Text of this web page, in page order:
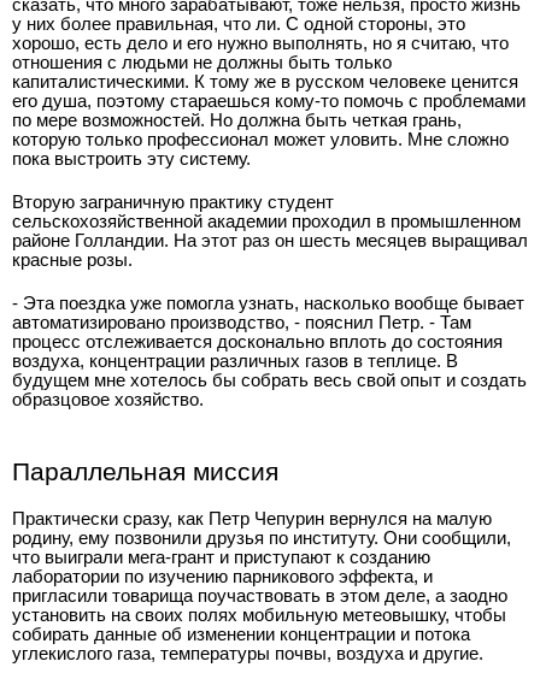
сказать, что много зарабатывают, тоже нельзя, просто жизнь
у них более правильная, что ли. С одной стороны, это
хорошо, есть дело и его нужно выполнять, но я считаю, что
отношения с людьми не должны быть только
капиталистическими. К тому же в русском человеке ценится
его душа, поэтому стараешься кому-то помочь с проблемами
по мере возможностей. Но должна быть четкая грань,
которую только профессионал может уловить. Мне сложно
пока выстроить эту систему.
Вторую заграничную практику студент
сельскохозяйственной академии проходил в промышленном
районе Голландии. На этот раз он шесть месяцев выращивал
красные розы.
- Эта поездка уже помогла узнать, насколько вообще бывает
автоматизировано производство, - пояснил Петр. - Там
процесс отслеживается досконально вплоть до состояния
воздуха, концентрации различных газов в теплице. В
будущем мне хотелось бы собрать весь свой опыт и создать
образцовое хозяйство.
Параллельная миссия
Практически сразу, как Петр Чепурин вернулся на малую
родину, ему позвонили друзья по институту. Они сообщили,
что выиграли мега-грант и приступают к созданию
лаборатории по изучению парникового эффекта, и
пригласили товарища поучаствовать в этом деле, а заодно
установить на своих полях мобильную метеовышку, чтобы
собирать данные об изменении концентрации и потока
углекислого газа, температуры почвы, воздуха и другие.